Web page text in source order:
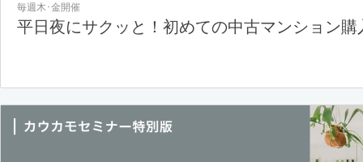
毎週木･金開催
平日夜にサクッと！初めての中古マンション購